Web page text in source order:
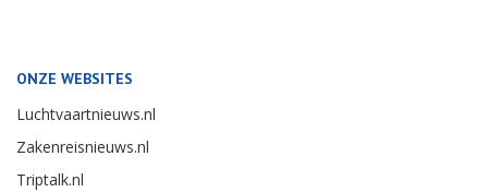
ONZE WEBSITES
Luchtvaartnieuws.nl
Zakenreisnieuws.nl
Triptalk.nl